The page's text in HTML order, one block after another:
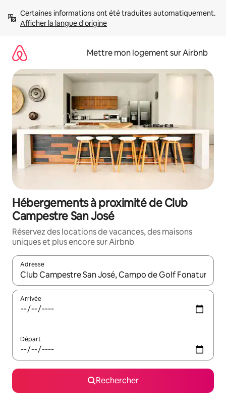
directement
Afficher la langue d'origine
Mettre mon logement sur Airbnb
Hébergements à proximité de Club
Campestre San José
Réservez des locations de vacances, des maisons
uniques et plus encore sur Airbnb
Adresse
Lorsque les résultats s'affichent, utilisez les flèches vers le
Arrivée
Départ
Rechercher